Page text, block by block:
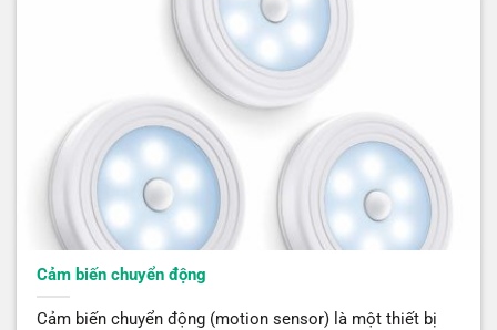
Cảm biến chuyển động
Cảm biến chuyển động (motion sensor) là một thiết bị